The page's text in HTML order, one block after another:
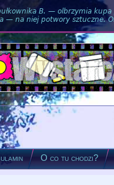
B. — olbrzymia kupa
— na niej potwory sztuczne.
O co tu chodzi?